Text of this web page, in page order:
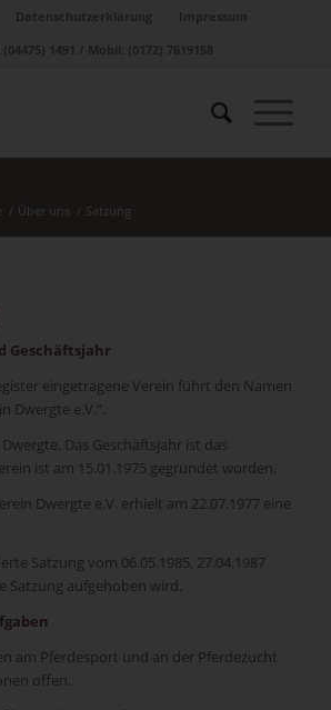
/ Über uns / Satzung
Geschäftsjahr
eingetragene Verein führt den Namen
Dwergte e.V.“.
Das Geschäftsjahr ist das
ist am 15.01.1975 gegründet worden.
Dwergte e.V. erhielt am 22.07.1977 eine
Satzung vom 06.05.1985, 27.04.1987
Satzung aufgehoben wird.
am Pferdesport und an der Pferdezucht
offen.